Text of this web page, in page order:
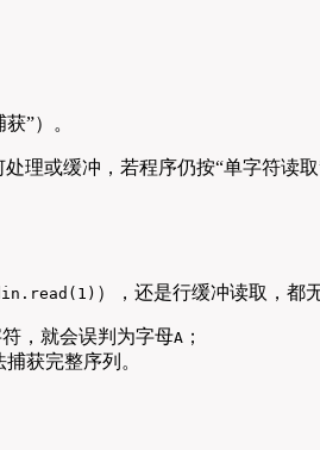
”）。
理或缓冲，若程序仍按“单字符读
），还是行缓冲读取，都
，就会误判为字母A ；
获完整序列。